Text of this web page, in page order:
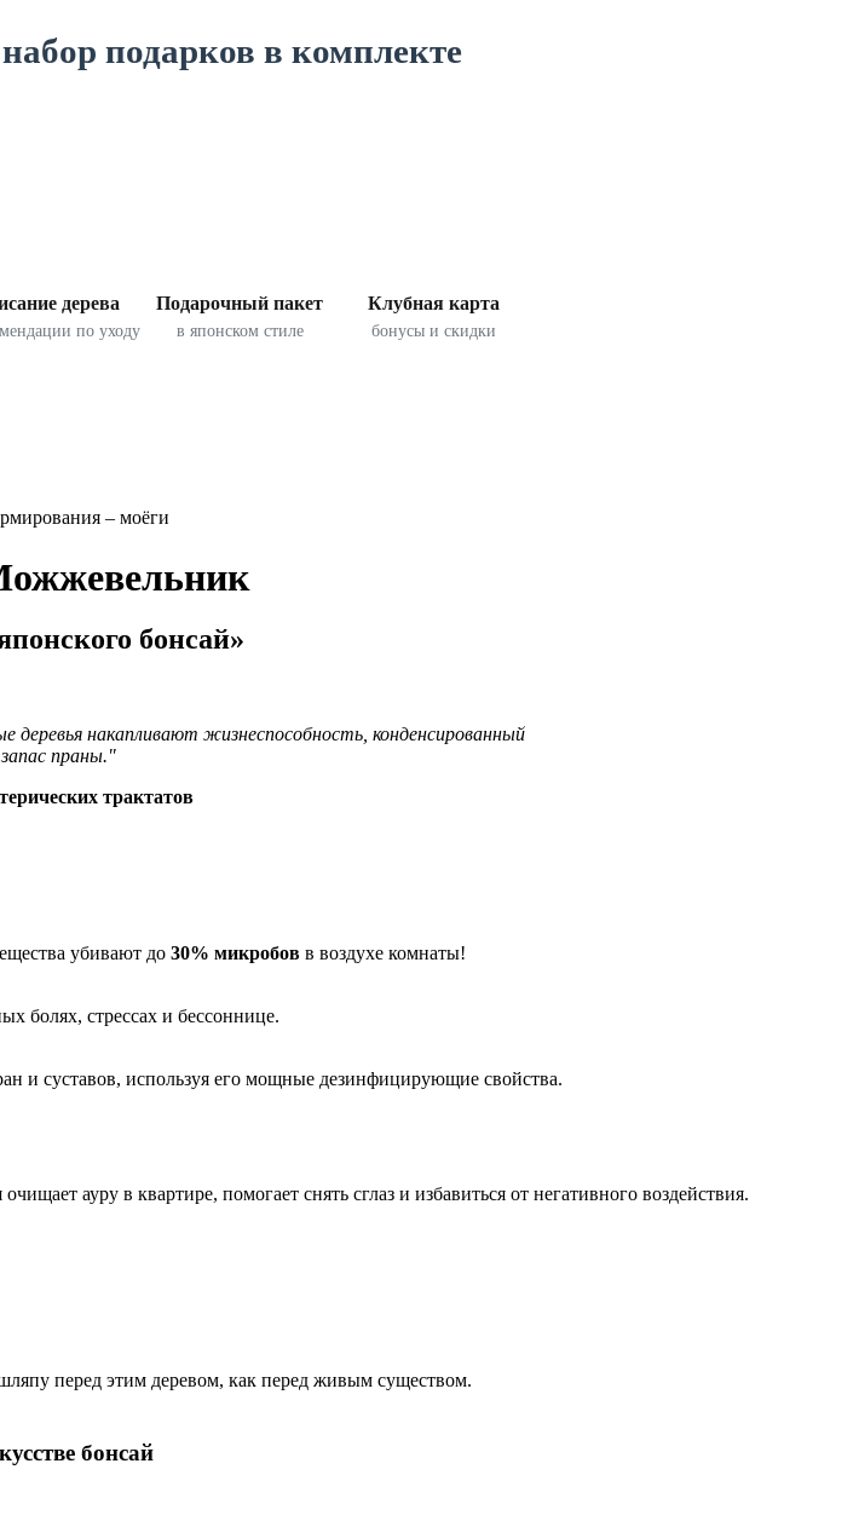
подарков в комплекте
дерева
по уходу
Подарочный пакет
в японском стиле
Клубная карта
бонусы и скидки
– моёги
бонсай»
деревья накапливают жизнеспособность, конденсированный
запас праны."
трактатов
убивают до 30% микробов в воздухе комнаты!
болях, стрессах и бессоннице.
и суставов, используя его мощные дезинфицирующие свойства.
ауру в квартире, помогает снять сглаз и избавиться от негативного воздействия.
перед этим деревом, как перед живым существом.
бонсай